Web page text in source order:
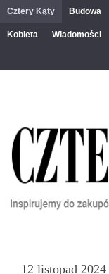
Cztery Kąty Budowa
Kobieta Wiadomości
12 listopad 2024